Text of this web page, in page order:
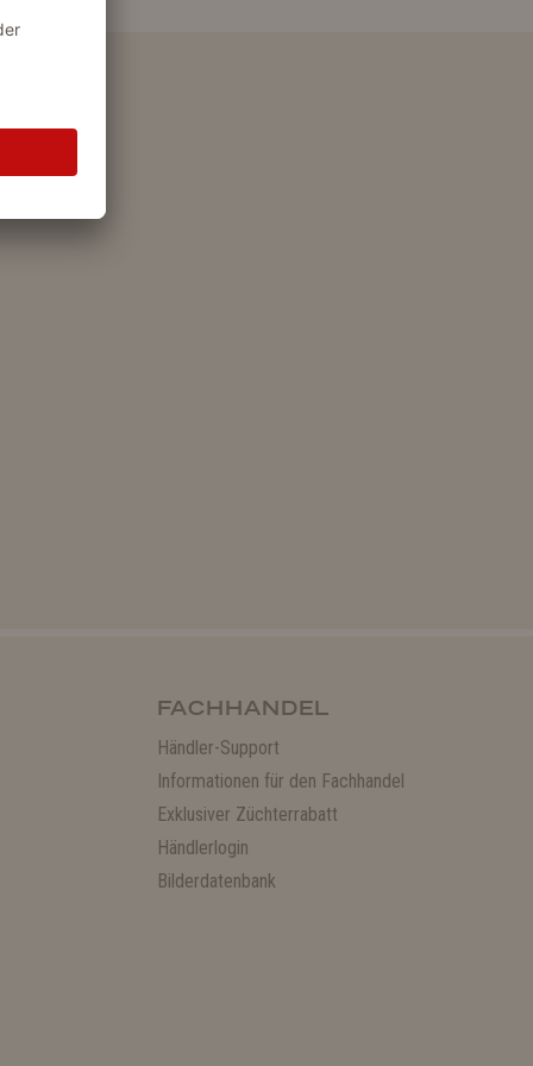
FACHHANDEL
Händler-Support
Informationen für den Fachhandel
Exklusiver Züchterrabatt
Händlerlogin
Bilderdatenbank